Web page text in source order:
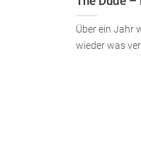
Über ein Jahr
wieder was